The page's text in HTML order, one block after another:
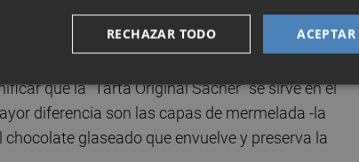
litigio judicial que duraría hasta 1963.
que la "Tarta Original Sacher” se sirve en el
diferencia son las capas de mermelada -la
glaseado que envuelve y preserva la
RECHAZAR TODO